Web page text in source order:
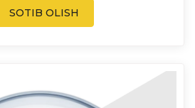
SOTIB OLISH